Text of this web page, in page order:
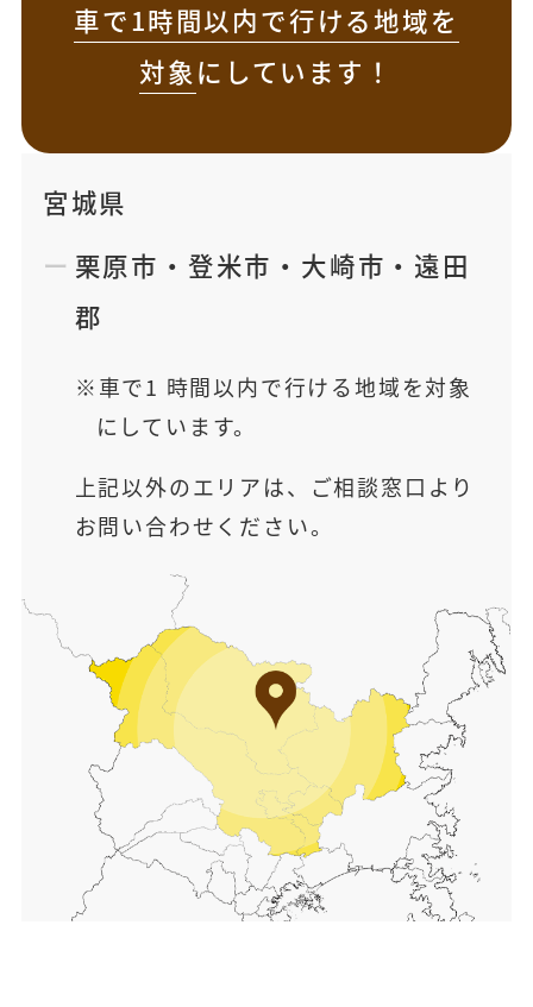
車で1時間以内で行ける地域を
対象にしています！
宮城県
栗原市 ・ 登米市 ・ 大崎市 ・ 遠田
郡
車で1 時間以内で行ける地域を対象
にしています。
上記以外のエリアは、ご相談窓口より
お問い合わせください。